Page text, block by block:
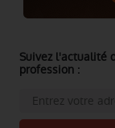
Suivez l'actualité
profession :